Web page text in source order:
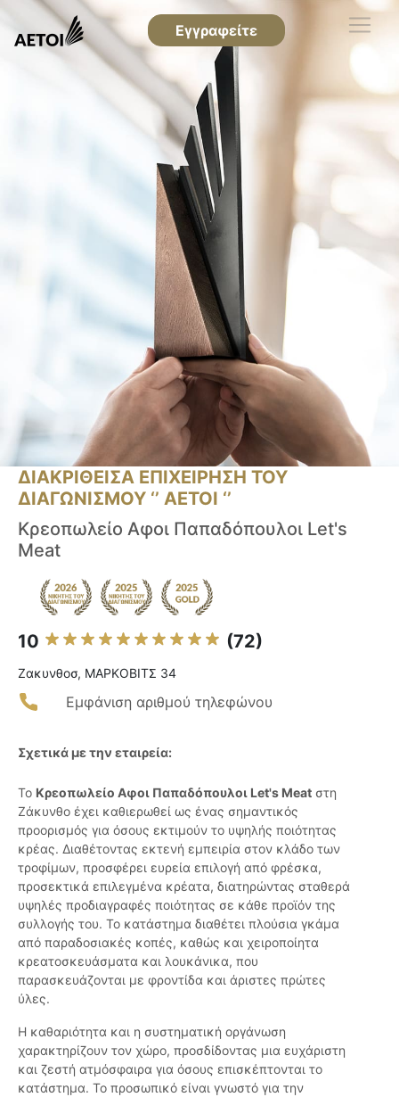
Εγγραφείτε
ΔΙΑΚΡΙΘΕΙΣΑ ΕΠΙΧΕΙΡΗΣΗ ΤΟΥ
ΔΙΑΓΩΝΙΣΜΟΥ ‘’ ΑΕΤΟΙ ‘’
Κρεοπωλείο Αφοι Παπαδόπουλοι Let's
Meat
10 (72)
Ζακυνθοσ, ΜΑΡΚΟΒΙΤΣ 34
Εμφάνιση αριθμού τηλεφώνου
Σχετικά με την εταιρεία:
Το Κρεοπωλείο Αφοι Παπαδόπουλοι Let's Meat στη
Ζάκυνθο έχει καθιερωθεί ως ένας σημαντικός
προορισμός για όσους εκτιμούν το υψηλής ποιότητας
κρέας. Διαθέτοντας εκτενή εμπειρία στον κλάδο των
τροφίμων, προσφέρει ευρεία επιλογή από φρέσκα,
προσεκτικά επιλεγμένα κρέατα, διατηρώντας σταθερά
υψηλές προδιαγραφές ποιότητας σε κάθε προϊόν της
συλλογής του. Το κατάστημα διαθέτει πλούσια γκάμα
από παραδοσιακές κοπές, καθώς και χειροποίητα
κρεατοσκευάσματα και λουκάνικα, που
παρασκευάζονται με φροντίδα και άριστες πρώτες
ύλες.
Η καθαριότητα και η συστηματική οργάνωση
χαρακτηρίζουν τον χώρο, προσδίδοντας μια ευχάριστη
και ζεστή ατμόσφαιρα για όσους επισκέπτονται το
κατάστημα. Το προσωπικό είναι γνωστό για την